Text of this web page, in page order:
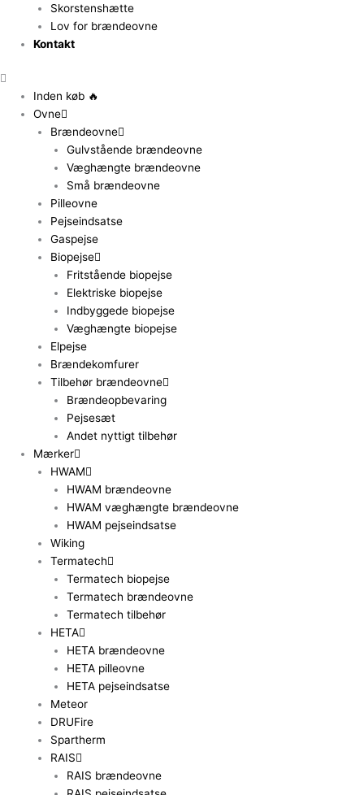
Skorstenshætte
Lov for brændeovne
Kontakt
Inden køb 🔥
Ovne
Brændeovne
Gulvstående brændeovne
Væghængte brændeovne
Små brændeovne
Pilleovne
Pejseindsatse
Gaspejse
Biopejse
Fritstående biopejse
Elektriske biopejse
Indbyggede biopejse
Væghængte biopejse
Elpejse
Brændekomfurer
Tilbehør brændeovne
Brændeopbevaring
Pejsesæt
Andet nyttigt tilbehør
Mærker
HWAM
HWAM brændeovne
HWAM væghængte brændeovne
HWAM pejseindsatse
Wiking
Termatech
Termatech biopejse
Termatech brændeovne
Termatech tilbehør
HETA
HETA brændeovne
HETA pilleovne
HETA pejseindsatse
Meteor
DRUFire
Spartherm
RAIS
RAIS brændeovne